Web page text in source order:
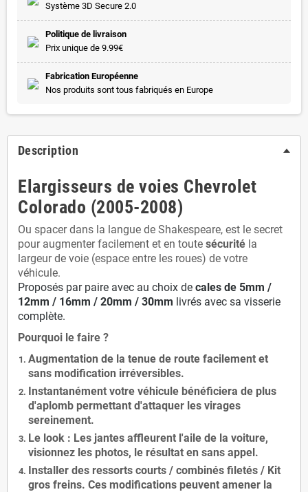
Système 3D Secure 2.0
Politique de livraison
Prix unique de 9.99€
Fabrication Européenne
Nos produits sont tous fabriqués en Europe
Description
Elargisseurs de voies Chevrolet
Colorado (2005-2008)
Ou spacer dans la langue de Shakespeare, est le secret
pour augmenter facilement et en toute sécurité la
largeur de voie (espace entre les roues) de votre
véhicule.
Proposés par paire avec au choix de cales de 5mm /
12mm / 16mm / 20mm / 30mm livrés avec sa visserie
complète.
Pourquoi le faire ?
Augmentation de la tenue de route facilement et
sans modification irréversibles.
Instantanément votre véhicule bénéficiera de plus
d'aplomb permettant d'attaquer les virages
sereinement.
Le look : Les jantes affleurent l'aile de la voiture,
visionnez les photos, le résultat en sans appel.
Installer des ressorts courts / combinés filetés / Kit
gros freins. Ces modifications peuvent amener la